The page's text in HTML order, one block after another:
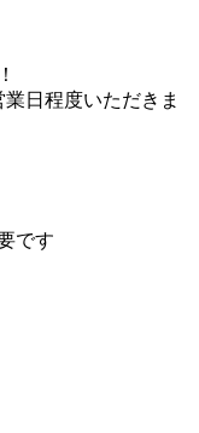
日程度いただきま
です